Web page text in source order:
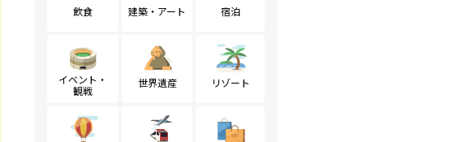
飲食 建築・アート 宿泊
イベント・
観戦
世界遺産 リゾート